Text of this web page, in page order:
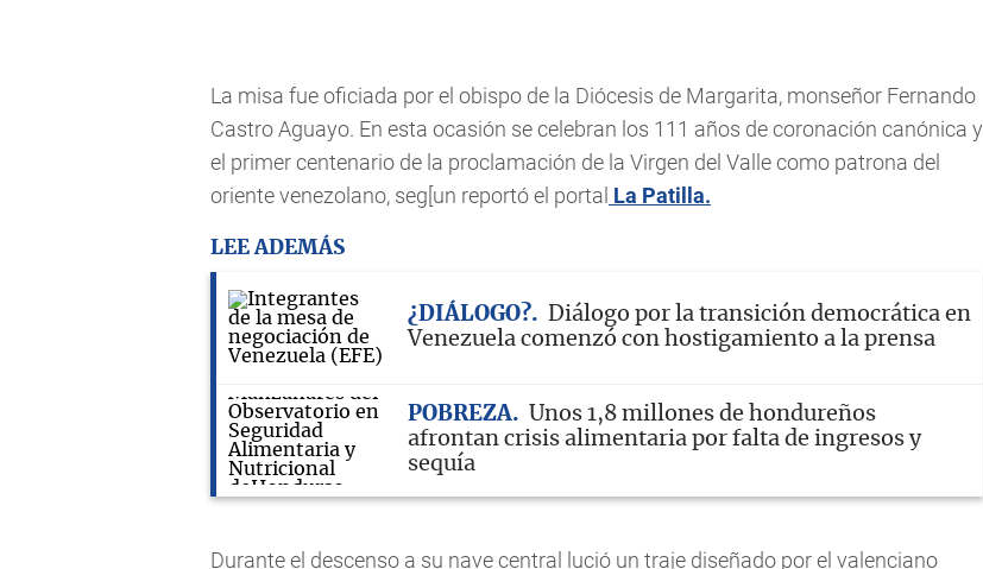
La misa fue oficiada por el obispo de la Diócesis de Margarita, monseñor Fernando
Castro Aguayo. En esta ocasión se celebran los 111 años de coronación canónica y
el primer centenario de la proclamación de la Virgen del Valle como patrona del
oriente venezolano, seg[un reportó el portal La Patilla.
LEE ADEMÁS
¿DIÁLOGO?
Diálogo por la transición democrática en
Venezuela comenzó con hostigamiento a la prensa
POBREZA
Unos 1,8 millones de hondureños
afrontan crisis alimentaria por falta de ingresos y
sequía
Durante el descenso a su nave central lució un traje diseñado por el valenciano